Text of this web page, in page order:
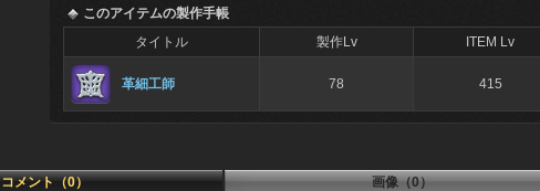
このアイテムの製作手帳
タイトル
製作Lv ITEM Lv
革細工師 78 415
コメント（0） 画像（0）